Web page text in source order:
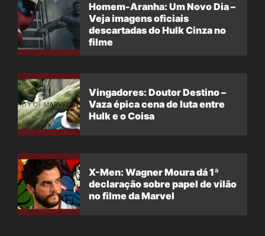
Homem-Aranha: Um Novo Dia –
Veja imagens oficiais
descartadas do Hulk Cinza no
filme
Vingadores: Doutor Destino –
Vaza épica cena de luta entre
Hulk e o Coisa
X-Men: Wagner Moura dá 1ª
declaração sobre papel de vilão
no filme da Marvel